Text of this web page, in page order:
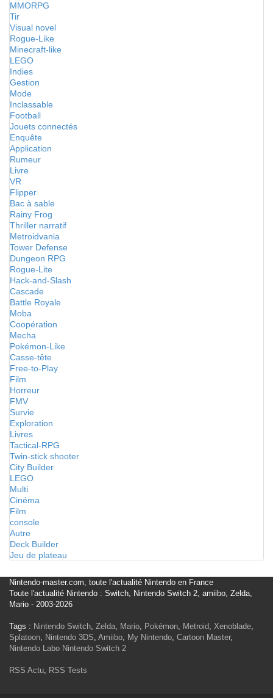
MMORPG
Tir
Visual novel
Rogue-Like
Minecraft-like
LEGO
Indies
Gestion
Mode
Inclassable
Football
Jouets connectés
Enquête
Application
Rumeur
Livre
VR
Flipper
Bac à sable
Rainy Frog
Thriller narratif
Metroidvania
Tower Defense
Dungeon RPG
Rogue-Lite
Hack-and-Slash
Cascade
Battle Royale
Moba
Coopération
Mecha
Pokémon-Like
Casse-tête
Free-to-Play
Film
Horreur
FMV
Survie
Exploration
Livres
Tactical-RPG
Twin-stick shooter
City Builder
LEGO
Multi
Cinéma
Film
console
Autre
Deck Builder
Jeu de plateau
Nintendo-master.com, toute l'actualité Nintendo en France
Toute l'actualité Nintendo : Switch, Nintendo Switch 2, amiibo, Zelda,
Mario - 2003-2026
Tags : Nintendo Switch, Zelda, Mario, Pokémon, Metroid, Xenoblade,
Splatoon, Nintendo 3DS, Amiibo, My Nintendo, Cartoon Master,
Nintendo Labo Nintendo Switch 2
RSS Actu, RSS Tests